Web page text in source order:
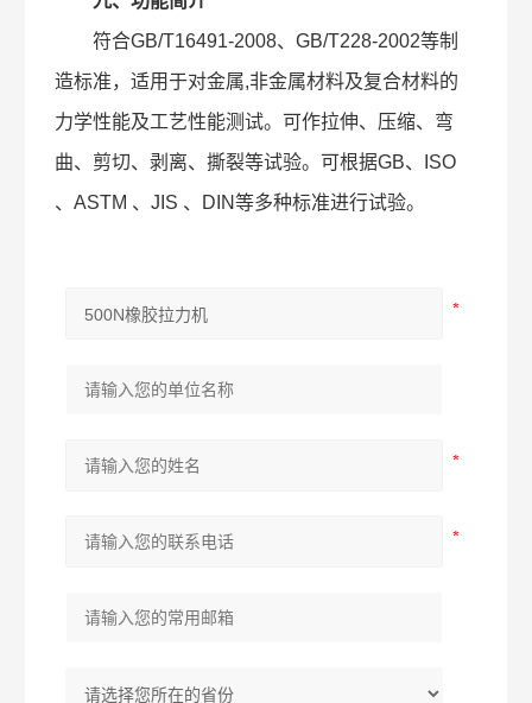
符合GB/T16491-2008、GB/T228-2002等制
造标准，适用于对金属,非金属材料及复合材料的
力学性能及工艺性能测试。可作拉伸、压缩、弯
曲、剪切、剥离、撕裂等试验。可根据GB、ISO
、ASTM 、JIS 、DIN等多种标准进行试验。